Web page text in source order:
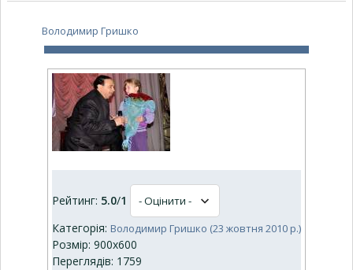
Володимир Гришко
Рейтинг: 5.0/1
Категорія: Володимир Гришко (23 жовтня 2010 р.)
Розмір: 900x600
Переглядів: 1759